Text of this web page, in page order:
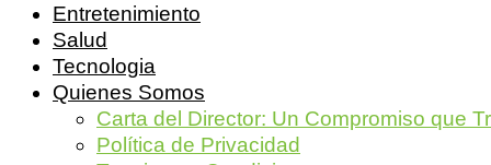
Entretenimiento
Salud
Tecnologia
Quienes Somos
Carta del Director: Un Compromiso que
Política de Privacidad